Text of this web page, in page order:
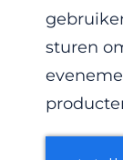
sturen